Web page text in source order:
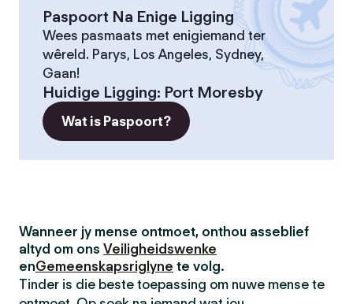
Paspoort Na Enige Ligging
Wees pasmaats met enigiemand ter
wêreld. Parys, Los Angeles, Sydney,
Gaan!
Huidige Ligging: Port Moresby
Wat is Paspoort?
Wanneer jy mense ontmoet, onthou asseblief
altyd om ons Veiligheidswenke
enGemeenskapsriglyne te volg.
Tinder is die beste toepassing om nuwe mense te